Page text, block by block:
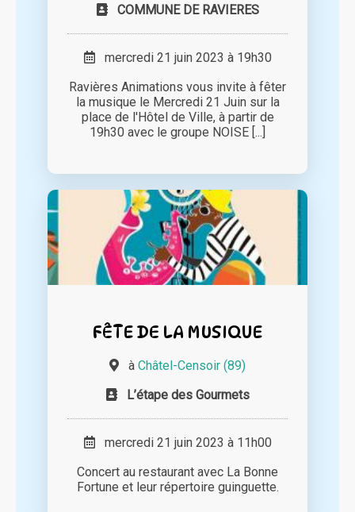
COMMUNE DE RAVIERES
mercredi 21 juin 2023 à 19h30
Ravières Animations vous invite à fêter
la musique le Mercredi 21 Juin sur la
place de l'Hôtel de Ville, à partir de
19h30 avec le groupe NOISE [...]
FÊTE DE LA MUSIQUE
à Châtel-Censoir (89)
L’étape des Gourmets
mercredi 21 juin 2023 à 11h00
Concert au restaurant avec La Bonne
Fortune et leur répertoire guinguette.